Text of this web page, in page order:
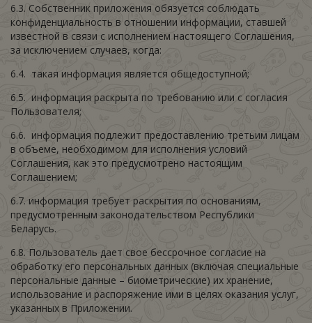
6.3. Собственник приложения обязуется соблюдать
конфиденциальность в отношении информации, ставшей
известной в связи с исполнением настоящего Соглашения,
за исключением случаев, когда:
6.4. такая информация является общедоступной;
6.5. информация раскрыта по требованию или с согласия
Пользователя;
6.6. информация подлежит предоставлению третьим лицам
в объеме, необходимом для исполнения условий
Соглашения, как это предусмотрено настоящим
Соглашением;
6.7. информация требует раскрытия по основаниям,
предусмотренным законодательством Республики
Беларусь.
6.8. Пользователь дает свое бессрочное согласие на
обработку его персональных данных (включая специальные
персональные данные – биометрические) их хранение,
использование и распоряжение ими в целях оказания услуг,
указанных в Приложении.